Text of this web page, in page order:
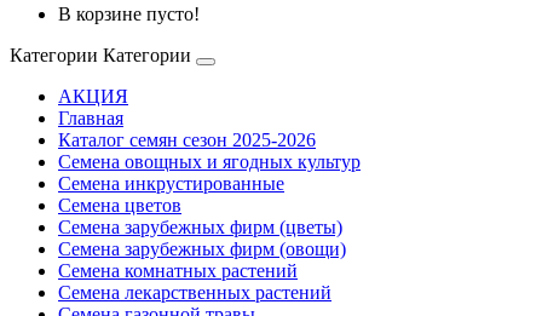
В корзине пусто!
Категории Категории
АКЦИЯ
Главная
Каталог семян сезон 2025-2026
Семена овощных и ягодных культур
Семена инкрустированные
Семена цветов
Семена зарубежных фирм (цветы)
Семена зарубежных фирм (овощи)
Семена комнатных растений
Семена лекарственных растений